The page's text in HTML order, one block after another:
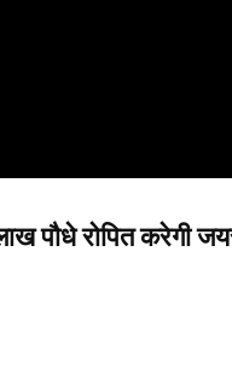
रोपित करेगी